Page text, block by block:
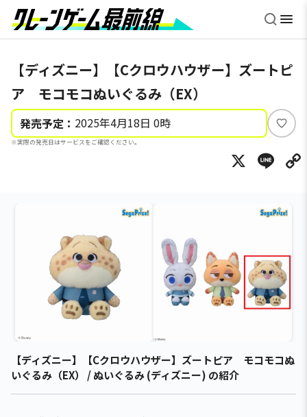
【ディズニー】【Cクロウハウザー】ズートピ
ア モコモコぬいぐるみ（EX）
発売予定： 2025年4月18日 0時
※実際の発売日はサービスをご確認ください。
い
ね
X
【ディズニー】【Cクロウハウザー】ズートピア モコモコぬ
いぐるみ（EX） / ぬいぐるみ (ディズニー) の紹介